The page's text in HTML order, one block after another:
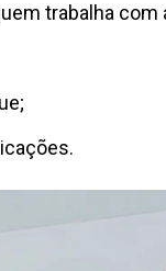
trabalha